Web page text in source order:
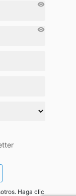
visibility
visibility
Haga clic